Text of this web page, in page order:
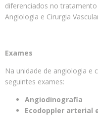
diferenciados no
Angiologia e Cirurgia
Exames
Na unidade de angiologia e
seguintes exames:
Angiodinografia
Ecodoppler arterial